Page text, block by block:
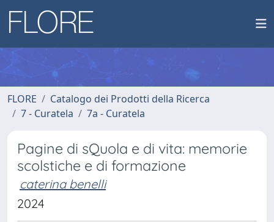
FLORE
Catalogo dei Prodotti della Ricerca
7 - Curatela
7a - Curatela
Pagine di sQuola e di vita: memorie
scolstiche e di formazione
caterina benelli
2024